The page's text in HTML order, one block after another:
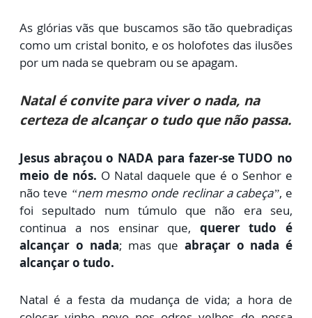
As glórias vãs que buscamos são tão quebradiças
como um cristal bonito, e os holofotes das ilusões
por um nada se quebram ou se apagam.
Natal é convite para viver o nada, na
certeza de alcançar o tudo que não passa.
Jesus abraçou o NADA para fazer-se TUDO no
meio de nós. O Natal daquele que é o Senhor e
não teve “nem mesmo onde reclinar a cabeça”, e
foi sepultado num túmulo que não era seu,
continua a nos ensinar que, querer tudo é
alcançar o nada; mas que abraçar o nada é
alcançar o tudo.
Natal é a festa da mudança de vida; a hora de